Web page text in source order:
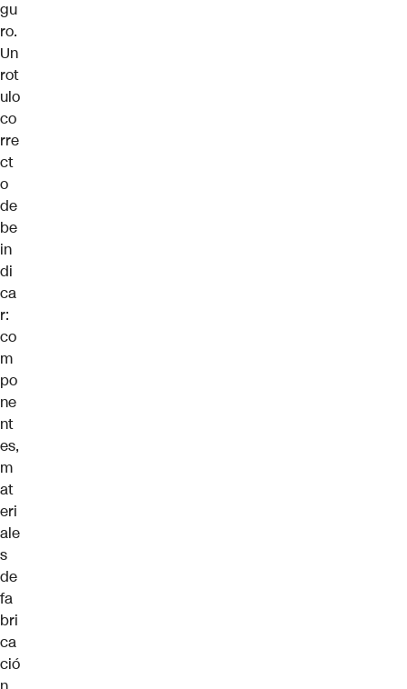
gu
ro.
Un
rot
ulo
co
rre
ct
o
de
be
in
di
ca
r:
co
m
po
ne
nt
es,
m
at
eri
ale
s
de
fa
bri
ca
ció